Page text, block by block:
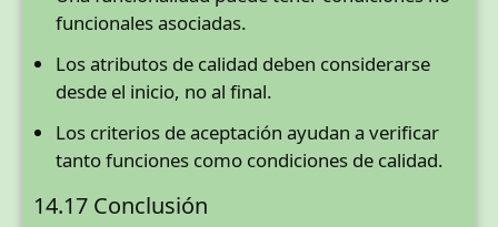
funcionales asociadas.
Los atributos de calidad deben considerarse
desde el inicio, no al final.
Los criterios de aceptación ayudan a verificar
tanto funciones como condiciones de calidad.
14.17 Conclusión